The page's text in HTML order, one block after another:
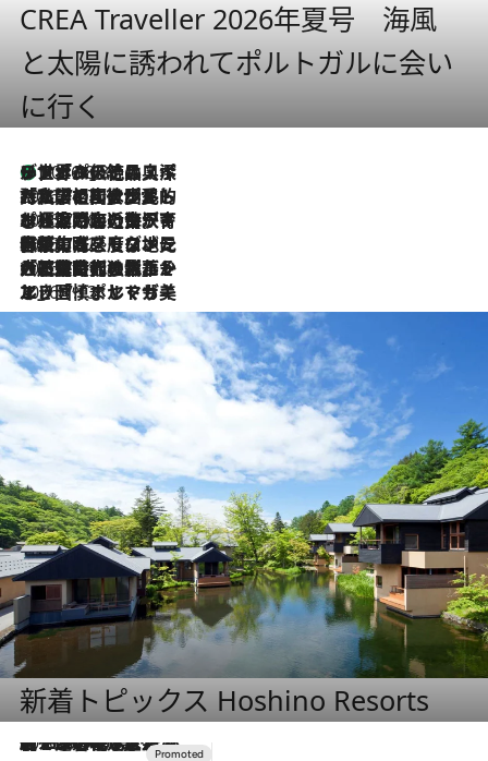
CREA Traveller 2026年夏号 海風
と太陽に誘われてポルトガルに会い
に行く
2026.8.8
リスボンの絶品スイーツ「パステル・デ・ナタ」とは？ポルトガル伝統の奥深い世界へ
2026.7.27
「私の祖国はポルトガル語です」国民的詩人フェルナンド・ペソアと、彼が愛した文学の街を歩く
2026.7.26
ポルトガル近海が育む極上の海の幸。キリリと冷えた白ワインと愉しむ、シーフード専門店の贅沢
2026.7.22
伝統の味をモダンに昇華。高感度な地元客が集う、リスボンの最旬ガストロノミー
2026.7.21
大航海時代の栄華から、震災、独裁、そして革命へ。ポルトガル・首都リスボンの石畳に刻まれた「歴史の光と影」
2026.7.13
エッセイ・ヤマザキマリ「慎ましくも美しき国 ポルトガル」
新着トピックス Hoshino Resorts
2026.8.7
【トンボの足水浴】ヒノキの香りに包まれて涼感マックス！約13℃の湧水かけ流しを避暑地「星野温泉 トンボの湯」で体験